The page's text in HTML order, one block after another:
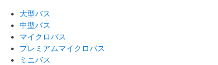
大型バス
中型バス
マイクロバス
プレミアムマイクロバス
ミニバス